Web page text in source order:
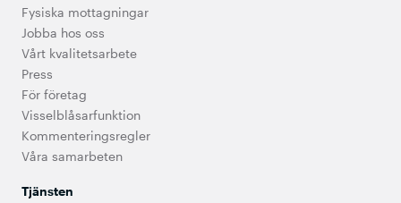
Fysiska mottagningar
Jobba hos oss
Vårt kvalitetsarbete
Press
För företag
Visselblåsarfunktion
Kommenteringsregler
Våra samarbeten
Tjänsten